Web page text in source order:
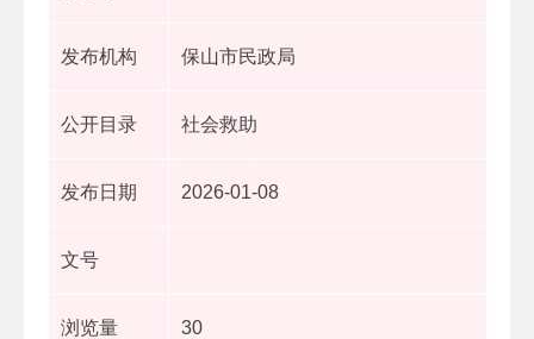
发布机构 保山市民政局
公开目录 社会救助
发布日期 2026-01-08
文号
浏览量 30